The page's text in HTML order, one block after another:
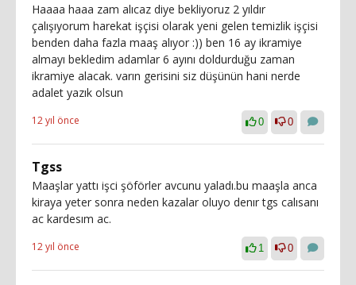
Haaaa haaa zam alıcaz diye bekliyoruz 2 yıldır
çalışıyorum harekat işçisi olarak yeni gelen temizlik işçisi
benden daha fazla maaş alıyor :)) ben 16 ay ikramiye
almayı bekledim adamlar 6 ayını doldurduğu zaman
ikramiye alacak. varın gerisini siz düşünün hani nerde
adalet yazık olsun
12 yıl önce 0 0
Tgss
Maaşlar yattı işci şöförler avcunu yaladı.bu maaşla anca
kiraya yeter sonra neden kazalar oluyo denır tgs calısanı
ac kardesım ac.
12 yıl önce 1 0